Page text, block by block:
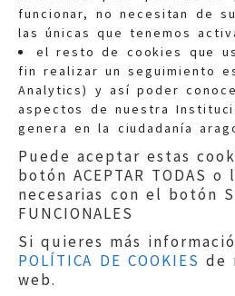
funcionar, no necesitan de
las únicas que tenemos
el resto de cookies que
fin realizar un seguimiento
Analytics) y así poder
aspectos de nuestra
genera en la ciudadanía
Puede aceptar estas
botón ACEPTAR TODAS
necesarias con el botón
FUNCIONALES
Si quieres más
POLÍTICA DE COOKIES de
web.
Quejas:
Información
Teléfonos:900 210
Aviso legal|Política
Protección de Datos